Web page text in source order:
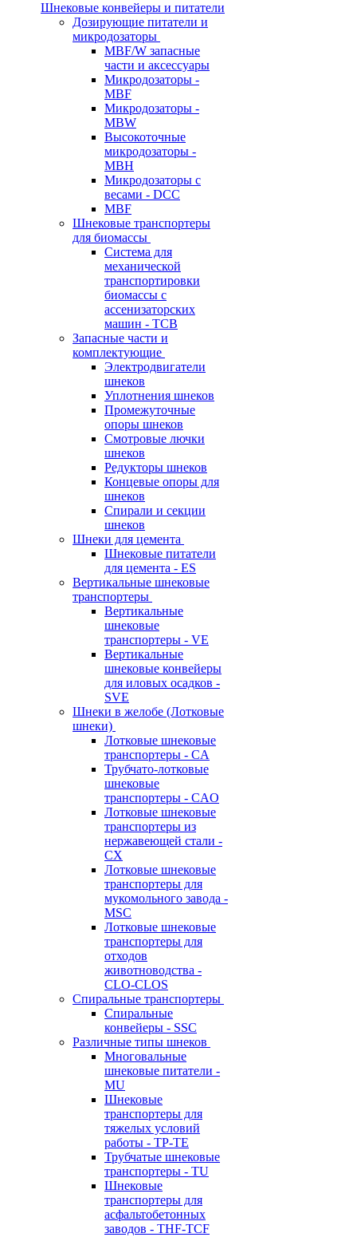
Шнековые конвейеры и питатели
Дозирующие питатели и
микродозаторы
MBF/W запасные
части и аксессуары
Микродозаторы -
MBF
Микродозаторы -
MBW
Высокоточные
микродозаторы -
MBH
Микродозаторы с
весами - DCC
MBF
Шнековые транспортеры
для биомассы
Система для
механической
транспортировки
биомассы с
ассенизаторских
машин - TCB
Запасные части и
комплектующие
Электродвигатели
шнеков
Уплотнения шнеков
Промежуточные
опоры шнеков
Смотровые лючки
шнеков
Редукторы шнеков
Концевые опоры для
шнеков
Спирали и секции
шнеков
Шнеки для цемента
Шнековые питатели
для цемента - ES
Вертикальные шнековые
транспортеры
Вертикальные
шнековые
транспортеры - VE
Вертикальные
шнековые конвейеры
для иловых осадков -
SVE
Шнеки в желобе (Лотковые
шнеки)
Лотковые шнековые
транспортеры - CA
Трубчато-лотковые
шнековые
транспортеры - CAO
Лотковые шнековые
транспортеры из
нержавеющей стали -
CX
Лотковые шнековые
транспортеры для
мукомольного завода -
MSC
Лотковые шнековые
транспортеры для
отходов
животноводства -
CLO-CLOS
Спиральные транспортеры
Спиральные
конвейеры - SSC
Различные типы шнеков
Многовальные
шнековые питатели -
MU
Шнековые
транспортеры для
тяжелых условий
работы - TP-TE
Трубчатые шнековые
транспортеры - TU
Шнековые
транспортеры для
асфальтобетонных
заводов - THF-TCF